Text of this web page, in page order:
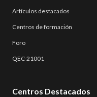
Artículos destacados
Centros de formación
Foro
QEC-21001
Centros Destacados